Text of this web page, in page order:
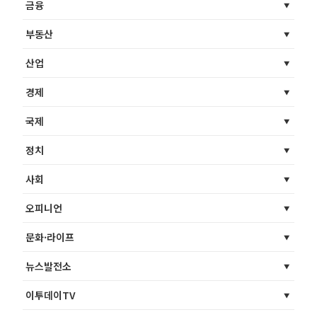
금융
부동산
산업
경제
국제
정치
사회
오피니언
문화·라이프
뉴스발전소
이투데이TV